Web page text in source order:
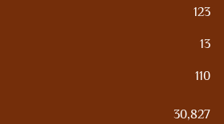
123
13
110
30,827